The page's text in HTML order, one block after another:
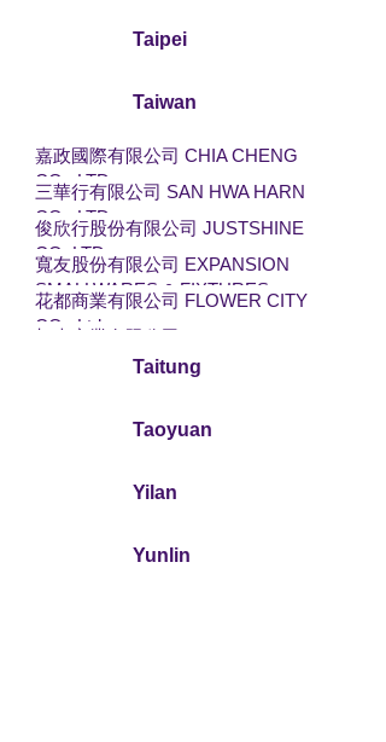
Taipei
Taiwan
嘉政國際有限公司 CHIA CHENG
CO., LTD
三華行有限公司 SAN HWA HARN
CO., LTD
俊欣行股份有限公司 JUSTSHINE
CO.,LTD
寬友股份有限公司 EXPANSION
SMALLWARES & FIXTURES
CORPORATION
花都商業有限公司 FLOWER CITY
CO., Ltd.
旭森商業有限公司 Sunny Forest
昆庭國際興業有限公司 DD
Taitung
Taoyuan
Yilan
Yunlin